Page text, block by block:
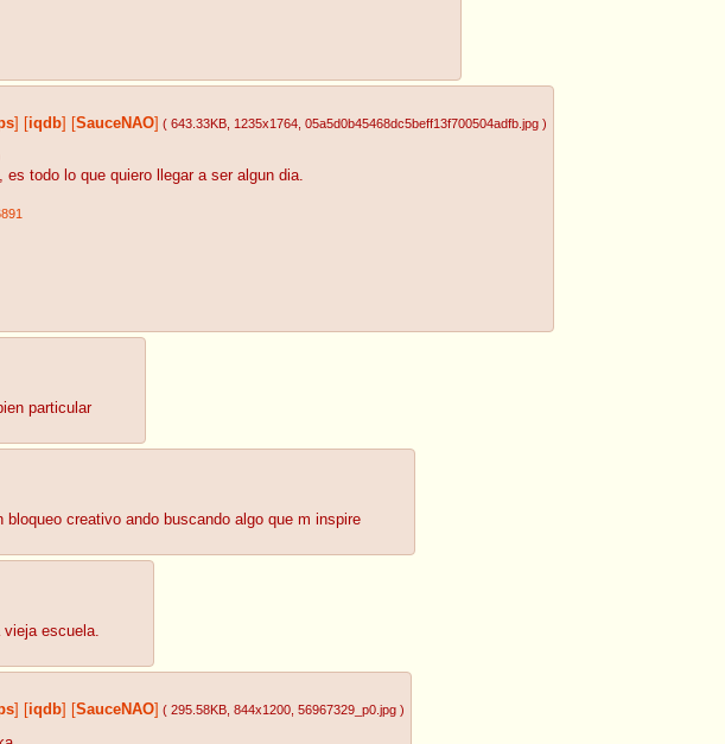
] [iqdb] [SauceNAO] ( 643.33KB , 1235x1764 , 05a5d0b45468dc5beff13f700504adfb.jpg )
es todo lo que quiero llegar a ser algun dia.
particular
creativo ando buscando algo que m inspire
vieja escuela.
] [iqdb] [SauceNAO] ( 295.58KB , 844x1200 , 56967329_p0.jpg )